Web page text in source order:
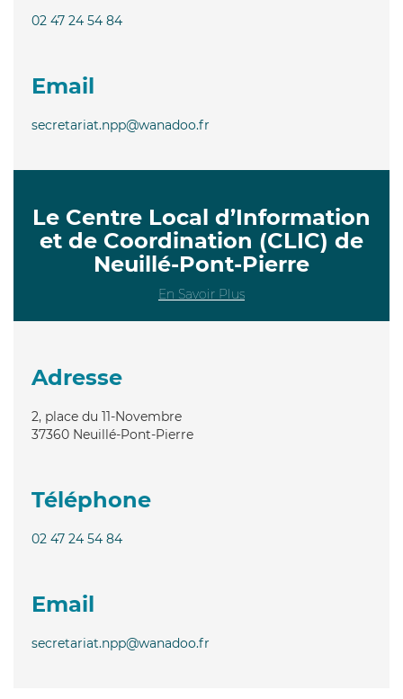
02 47 24 54 84
Email
secretariat.npp@wanadoo.fr
Le Centre Local d’Information
et de Coordination (CLIC) de
Neuillé-Pont-Pierre
En Savoir Plus
Adresse
2, place du 11-Novembre
37360 Neuillé-Pont-Pierre
Téléphone
02 47 24 54 84
Email
secretariat.npp@wanadoo.fr